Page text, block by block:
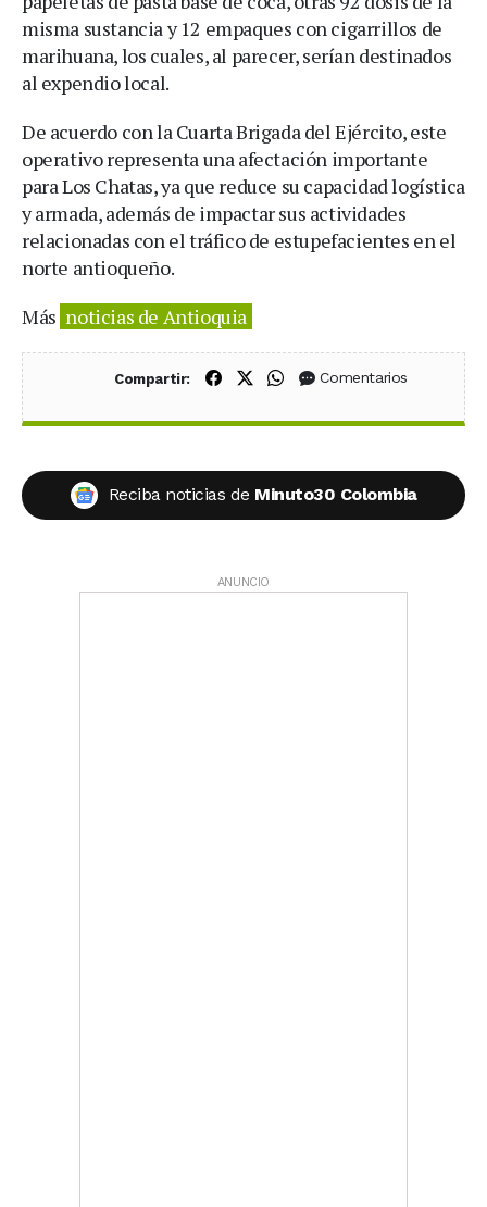
misma sustancia y 12 empaques con cigarrillos de
marihuana, los cuales, al parecer, serían destinados
al expendio local.
De acuerdo con la Cuarta Brigada del Ejército, este
operativo representa una afectación importante
para Los Chatas, ya que reduce su capacidad logística
y armada, además de impactar sus actividades
relacionadas con el tráfico de estupefacientes en el
norte antioqueño.
Más noticias de Antioquia
Compartir: Compartir en Facebook
Compartir en X (Twitter)
Compartir en WhatsApp
Comentarios
Reciba noticias de Minuto30 Colombia
ANUNCIO